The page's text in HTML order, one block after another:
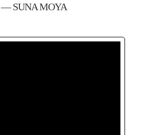
— SUNA MOYA